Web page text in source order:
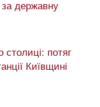
за державну
столиці: потяг
Київщині